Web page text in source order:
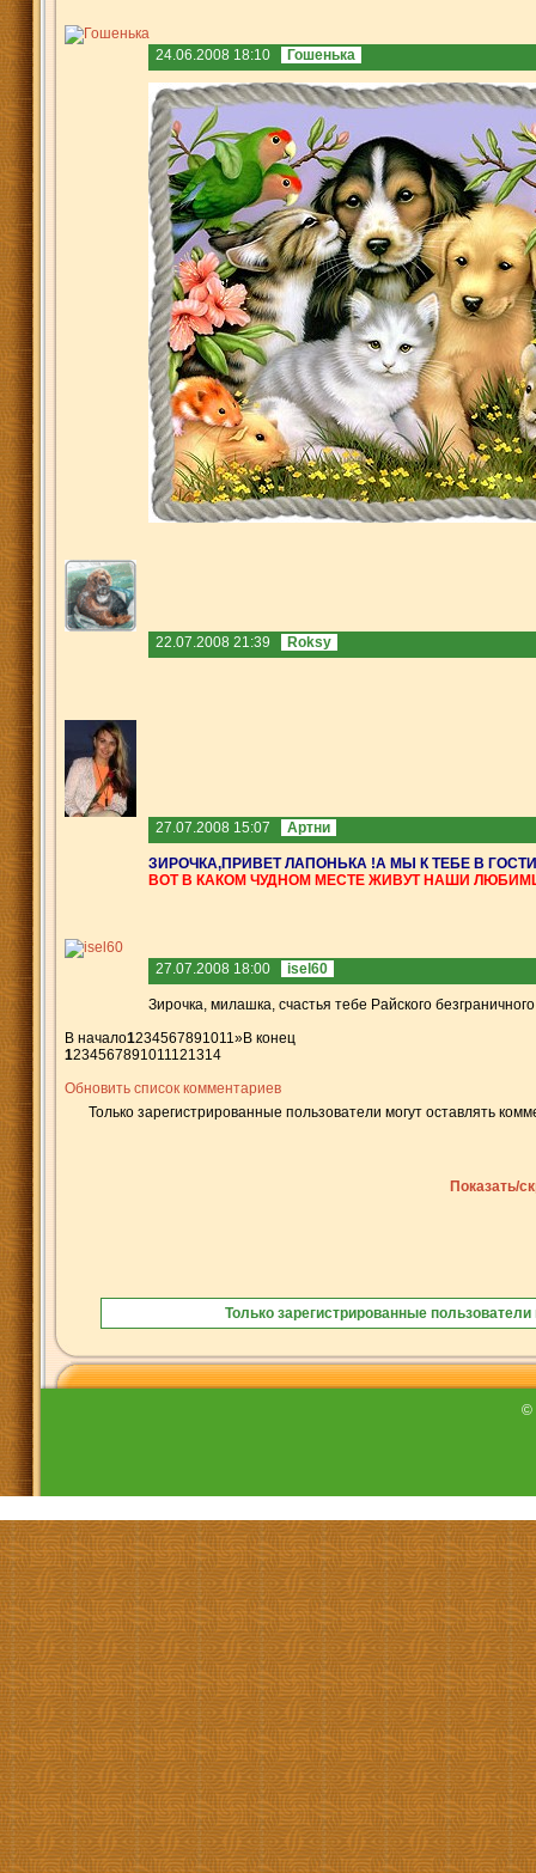
24.06.2008 18:10 Гошенька
22.07.2008 21:39 Roksy
27.07.2008 15:07 Артни
ЗИРОЧКА,ПРИВЕТ ЛАПОНЬКА !А МЫ К ТЕБЕ В
ВОТ В КАКОМ ЧУДНОМ МЕСТЕ ЖИВУТ НАШИ
27.07.2008 18:00 isel60
Зирочка, милашка, счастья тебе Райского
В начало1234567891011 »В конец
1234567891011 121314
Обновить список комментариев
Только зарегистрированные пользователи могут оставлять
Показать/
Только зарегистрированные
©